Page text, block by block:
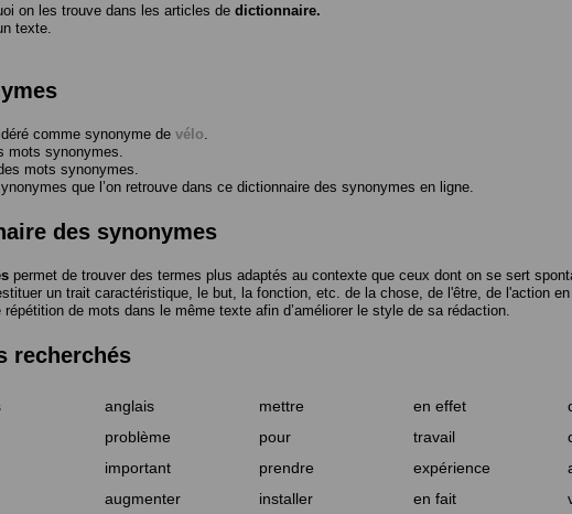
on les trouve dans les articles de dictionnaire.
texte.
comme synonyme de vélo
mots synonymes.
mots synonymes.
que l’on retrouve dans ce dictionnaire des synonymes en ligne.
des synonymes
permet de trouver des termes plus adaptés au contexte que ceux dont on se sert
un trait caractéristique, le but, la fonction, etc. de la chose, de l'être, de l'action
répétition de mots dans le même texte afin d’améliorer le style de sa rédaction.
recherchés
anglais mettre en effet
problème pour travail
important prendre expérience
augmenter installer en fait